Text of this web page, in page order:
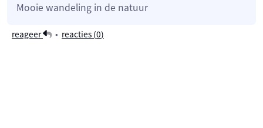
Mooie wandeling in de natuur
reageer • reacties (0)